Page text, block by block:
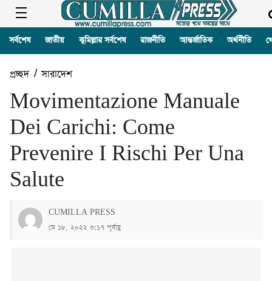
সর্বশেষ জাতীয় কুমিল্লার সর্বশেষ রাজনীতি আন্তর্জাতিক অর্থনীতি
প্রচ্ছদ/সারাদেশ
Movimentazione Manuale
Dei Carichi: Come
Prevenire I Rischi Per Una
Salute
CUMILLA PRESS
মে ১৮, ২০২২ ৩:১৭ পূর্বাহ্ণ